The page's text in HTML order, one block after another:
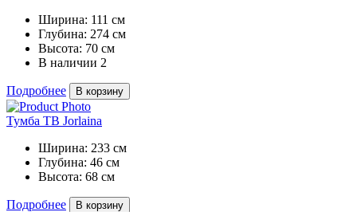
Ширина: 111 см
Глубина: 274 см
Высота: 70 см
В наличии 2
Подробнее В корзину
Тумба ТВ Jorlaina
Ширина: 233 см
Глубина: 46 см
Высота: 68 см
Подробнее В корзину